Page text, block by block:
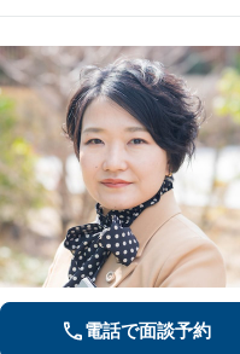
電話で面談予約